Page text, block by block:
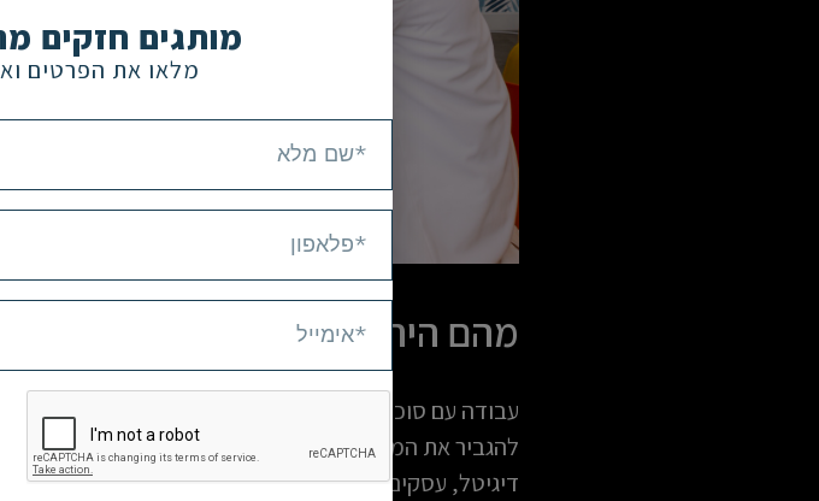
מהם היתרונות בעבודה עם סוכנות
עבודה עם סוכנות דיגיטל יכולה להיות דרך מצוינת לקבל
דיגיטל, עסקים יכולים לקבל גישה למומחים שמבינים את
מותגים חזקים
מלאו את הפרטים